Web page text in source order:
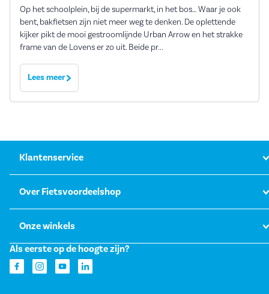
Op het schoolplein, bij de supermarkt, in het bos… Waar je ook
bent, bakfietsen zijn niet meer weg te denken. De oplettende
kijker pikt de mooi gestroomlijnde Urban Arrow en het strakke
frame van de Lovens er zo uit. Beide pr...
Lees meer
Klantenservice
Over Fietsvoordeelshop
Onze winkels
Als eerste op de hoogte zijn?